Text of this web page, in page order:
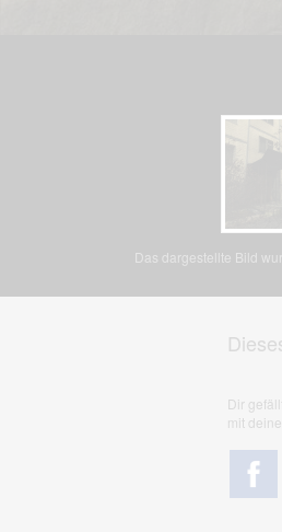
Das dargestellte Bild
Dir
mit